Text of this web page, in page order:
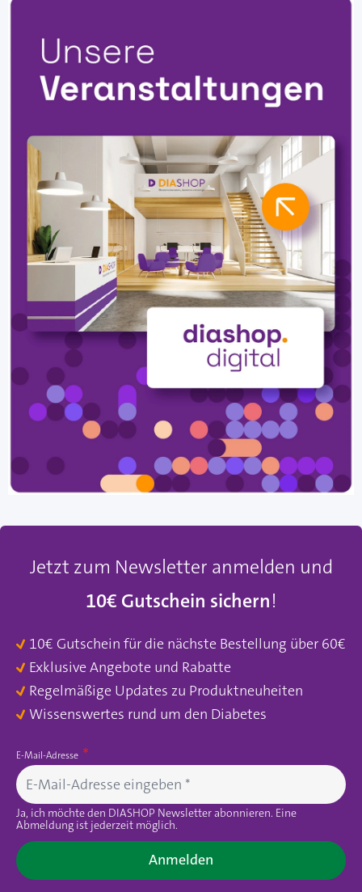
Jetzt zum Newsletter anmelden und
10€ Gutschein sichern!
10€ Gutschein für die nächste Bestellung über 60€
Exklusive Angebote und Rabatte
Regelmäßige Updates zu Produktneuheiten
Wissenswertes rund um den Diabetes
E-Mail-Adresse
Ja, ich möchte den DIASHOP Newsletter abonnieren. Eine
Abmeldung ist jederzeit möglich.
Anmelden